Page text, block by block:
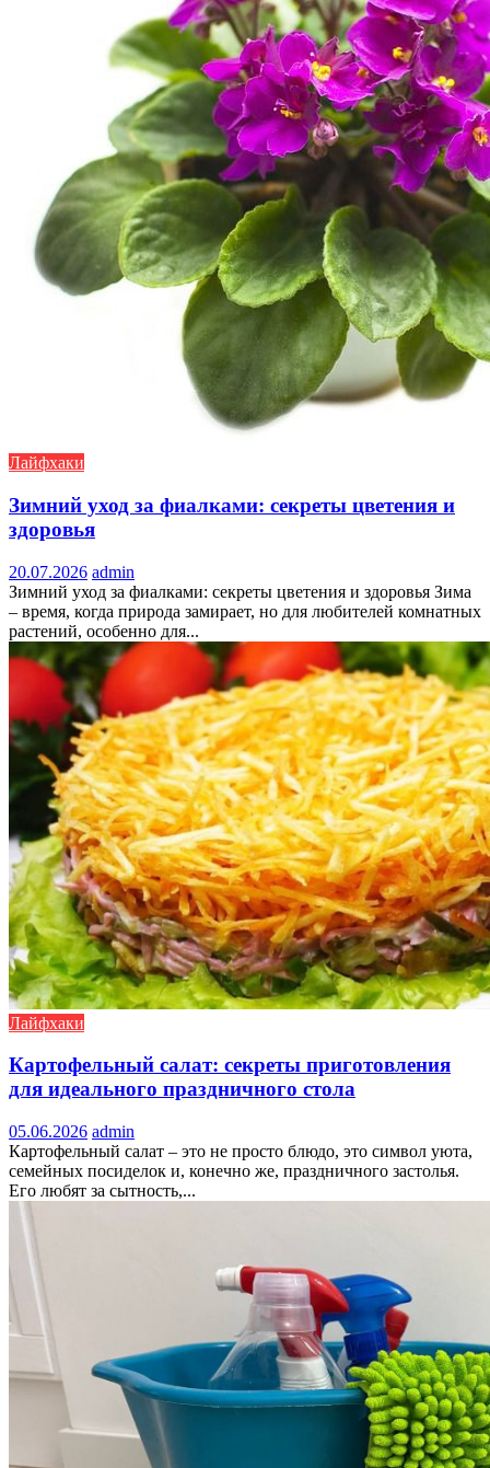
Лайфхаки
Зимний уход за фиалками: секреты цветения и
здоровья
20.07.2026 admin
Зимний уход за фиалками: секреты цветения и здоровья Зима
– время, когда природа замирает, но для любителей комнатных
растений, особенно для...
Лайфхаки
Картофельный салат: секреты приготовления
для идеального праздничного стола
05.06.2026 admin
Картофельный салат – это не просто блюдо, это символ уюта,
семейных посиделок и, конечно же, праздничного застолья.
Его любят за сытность,...